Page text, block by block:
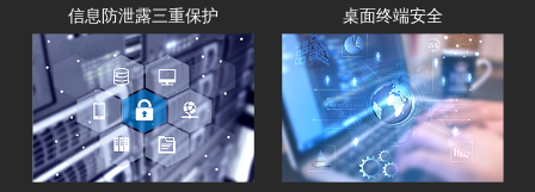
信息防泄露三重保护 桌面终端安全